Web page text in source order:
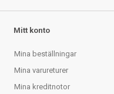
Mitt konto
Mina beställningar
Mina varureturer
Mina kreditnotor